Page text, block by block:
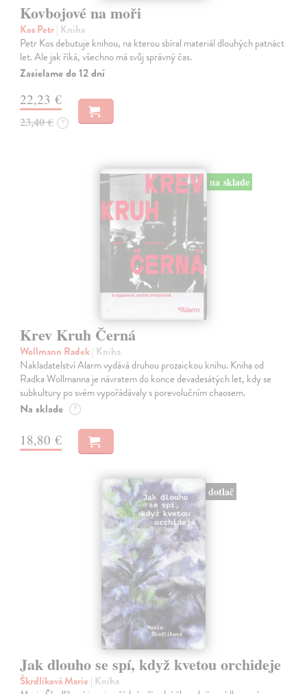
Kovbojové na moři
Kos Petr| Kniha
Petr Kos debutuje knihou, na kterou sbíral materiál dlouhých patnáct
let. Ale jak říká, všechno má svůj správný čas.
Zasielame do 12 dní
22,23 €
23,40 € ?
na sklade
Krev Kruh Černá
Wollmann Radek| Kniha
Nakladatelství Alarm vydává druhou prozaickou knihu. Kniha od
Radka Wollmanna je návratem do konce devadesátých let, kdy se
subkultury po svém vypořádávaly s porevolučním chaosem.
Na sklade ?
18,80 €
dotlač
Jak dlouho se spí, když kvetou orchideje
Škrdlíková Marie | Kniha